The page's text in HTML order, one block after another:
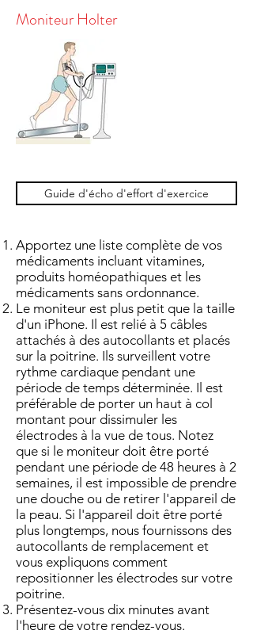
Moniteur Holter
Guide d'écho d'effort d'exercice
Apportez une liste complète de vos
médicaments incluant vitamines,
produits homéopathiques et les
médicaments sans ordonnance.
Le moniteur est plus petit que la taille
d'un iPhone. Il est relié à 5 câbles
attachés à des autocollants et placés
sur la poitrine. Ils surveillent votre
rythme cardiaque pendant une
période de temps déterminée. Il est
préférable de porter un haut à col
montant pour dissimuler les
électrodes à la vue de tous. Notez
que si le moniteur doit être porté
pendant une période de 48 heures à 2
semaines, il est impossible de prendre
une douche ou de retirer l'appareil de
la peau. Si l'appareil doit être porté
plus longtemps, nous fournissons des
autocollants de remplacement et
vous expliquons comment
repositionner les électrodes sur votre
poitrine.
Présentez-vous dix minutes avant
l'heure de votre rendez-vous.